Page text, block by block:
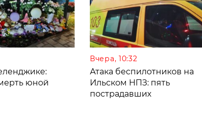
юной
Вчера, 10:32
Атака беспилотников на
Ильском НПЗ: пять
пострадавших